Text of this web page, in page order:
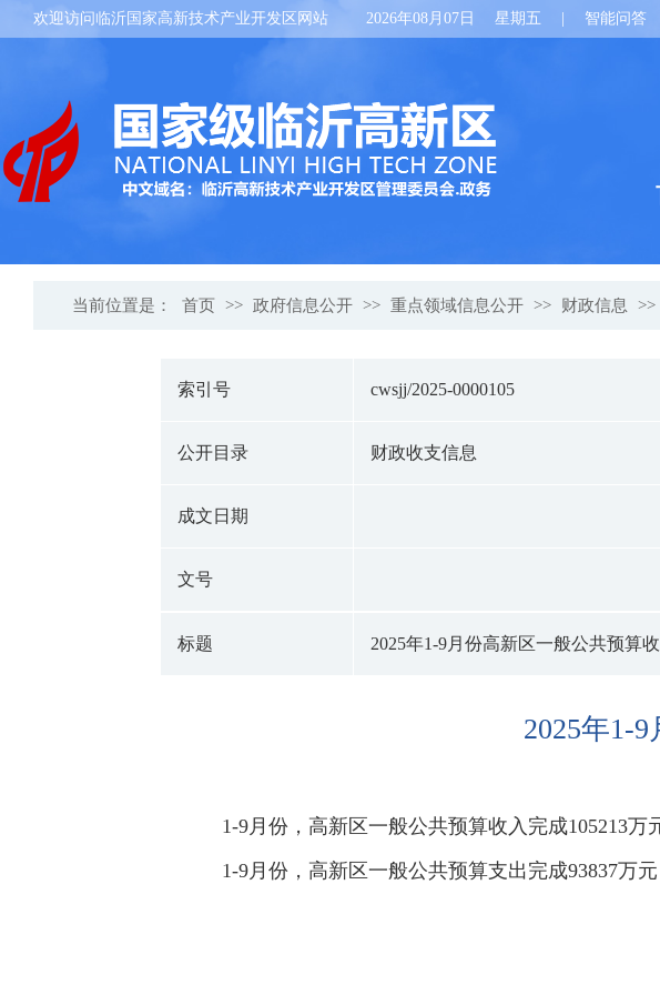
欢迎访问临沂国家高新技术产业开发区网站 2026年08月07日 星期五 智能问答
当前位置是： 首页 >> 政府信息公开 >> 重点领域信息公开 >> 财政信息 >>
索引号 cwsjj/2025-0000105
公开目录 财政收支信息
成文日期
文号
标题 2025年1-9月份高新区一般公共预算
2025年1-
1-9月份，高新区一般公共预算收入完成105213万
1-9月份，高新区一般公共预算支出完成93837万元